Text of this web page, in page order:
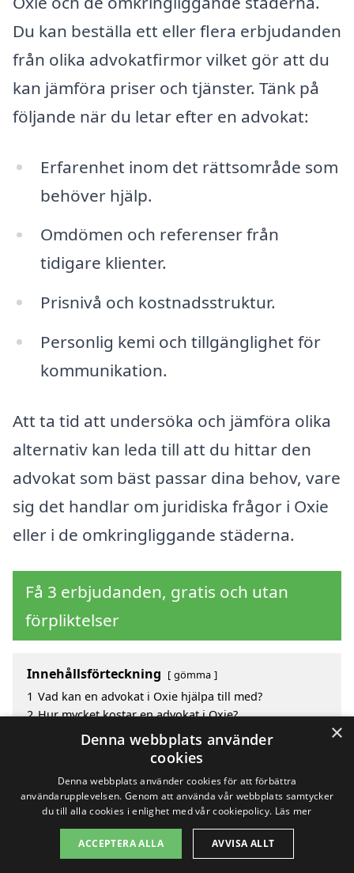
Du kan beställa ett eller flera erbjudanden
från olika advokatfirmor vilket gör att du
kan jämföra priser och tjänster. Tänk på
följande när du letar efter en advokat:
Erfarenhet inom det rättsområde som
behöver hjälp.
Omdömen och referenser från
tidigare klienter.
Prisnivå och kostnadsstruktur.
Personlig kemi och tillgänglighet för
kommunikation.
Att ta tid att undersöka och jämföra olika
alternativ kan leda till att du hittar den
advokat som bäst passar dina behov, vare
sig det handlar om juridiska frågor i Oxie
eller i de omkringliggande städerna.
Få 3 erbjudanden, gratis och utan
förpliktelser
Innehållsförteckning gömma
1 Vad kan en advokat i Oxie hjälpa till med?
2 Hur mycket kostar en advokat i Oxie?
Fördelar med att välja advokat i Oxie
Sök efter en skicklig advokat i de omgivande
Copyright 2026 - Pilanto Aps
Om / kontakt Blogg Webbplatskarta Villkor
×
Denna webbplats använder
cookies
Denna webbplats använder cookies för att förbättra
användarupplevelsen. Genom att använda vår webbplats samtycker
du till alla cookies i enlighet med vår cookiepolicy. Läs mer
ACCEPTERA ALLA AVVISA ALLT